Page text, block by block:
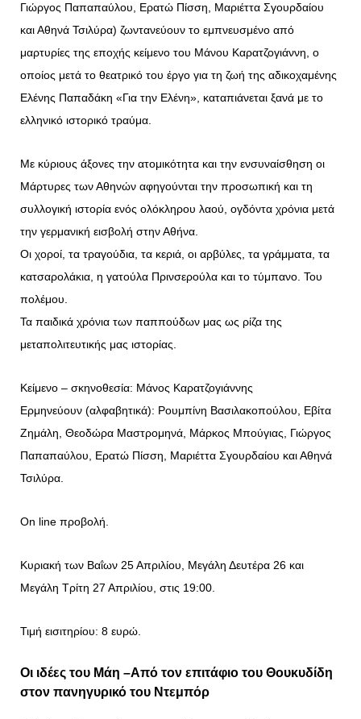
Γιώργος Παπαπαύλου, Ερατώ Πίσση, Μαριέττα Σγουρδαίου
και Αθηνά Τσιλύρα) ζωντανεύουν το εμπνευσμένο από
μαρτυρίες της εποχής κείμενο του Μάνου Καρατζογιάννη, ο
οποίος μετά το θεατρικό του έργο για τη ζωή της αδικοχαμένης
Ελένης Παπαδάκη «Για την Ελένη», καταπιάνεται ξανά με το
ελληνικό ιστορικό τραύμα.
Με κύριους άξονες την ατομικότητα και την ενσυναίσθηση οι
Μάρτυρες των Αθηνών αφηγούνται την προσωπική και τη
συλλογική ιστορία ενός ολόκληρου λαού, ογδόντα χρόνια μετά
την γερμανική εισβολή στην Αθήνα.
Οι χοροί, τα τραγούδια, τα κεριά, οι αρβύλες, τα γράμματα, τα
κατσαρολάκια, η γατούλα Πρινσερούλα και το τύμπανο. Του
πολέμου.
Τα παιδικά χρόνια των παππούδων μας ως ρίζα της
μεταπολιτευτικής μας ιστορίας.
Κείμενο – σκηνοθεσία: Μάνος Καρατζογιάννης
Ερμηνεύουν (αλφαβητικά): Ρουμπίνη Βασιλακοπούλου, Εβίτα
Ζημάλη, Θεοδώρα Μαστρομηνά, Μάρκος Μπούγιας, Γιώργος
Παπαπαύλου, Ερατώ Πίσση, Μαριέττα Σγουρδαίου και Αθηνά
Τσιλύρα.
On line προβολή.
Κυριακή των Βαΐων 25 Απριλίου, Μεγάλη Δευτέρα 26 και
Μεγάλη Τρίτη 27 Απριλίου, στις 19:00.
Τιμή εισιτηρίου: 8 ευρώ.
Οι ιδέες του Μάη –Από τον επιτάφιο του Θουκυδίδη
στον πανηγυρικό του Ντεμπόρ